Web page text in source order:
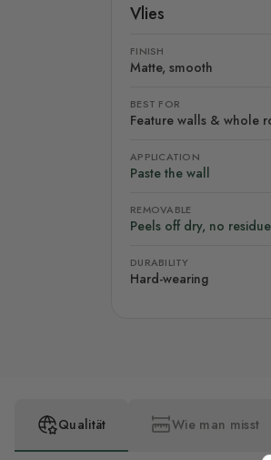
Vlies
FINISH
Matte, smooth
BEST FOR
Feature walls & whole
APPLICATION
Paste the wall
REMOVABLE
Peels off dry, no residue
DURABILITY
Hard-wearing
Qualität Wie man misst